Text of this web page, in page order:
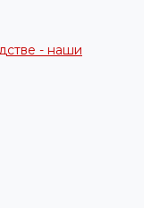
- наши